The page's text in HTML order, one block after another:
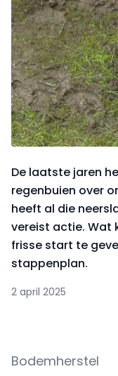
De laatste jaren
regenbuien over
heeft al die
vereist actie. Wat
frisse start te
stappenplan.
2 april 2025
Bodemherstel